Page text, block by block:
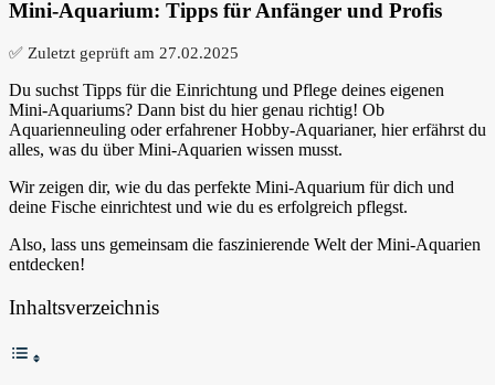
Mini-Aquarium: Tipps für Anfänger und Profis
✅ Zuletzt geprüft am 27.02.2025
Du suchst Tipps für die Einrichtung und Pflege deines eigenen
Mini-Aquariums? Dann bist du hier genau richtig! Ob
Aquarienneuling oder erfahrener Hobby-Aquarianer, hier erfährst du
alles, was du über Mini-Aquarien wissen musst.
Wir zeigen dir, wie du das perfekte Mini-Aquarium für dich und
deine Fische einrichtest und wie du es erfolgreich pflegst.
Also, lass uns gemeinsam die faszinierende Welt der Mini-Aquarien
entdecken!
Inhaltsverzeichnis